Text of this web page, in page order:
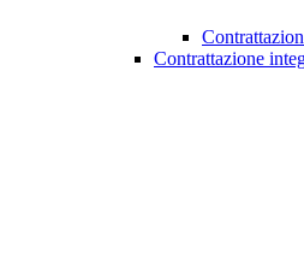
Contrattazione